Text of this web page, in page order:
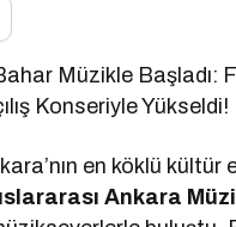
Müzikle Başladı:
Konseriyle Yükseldi!
en köklü kültür
Ankara